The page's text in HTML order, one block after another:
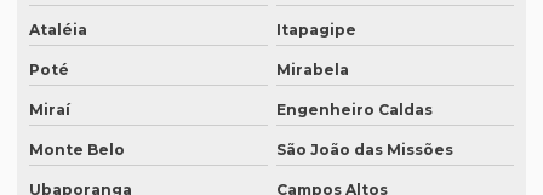
O que é tradução juramentada
O que é tradução juramentada de um documento
O que é tradução simultânea
O que é tradução técnica
Ataléia Itapagipe
Poté Mirabela
Miraí Engenheiro Caldas
Monte Belo São João das Missões
Ubaporanga Campos Altos